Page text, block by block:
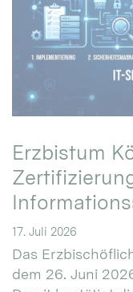
Erzbistum
17. Juli 2026
Das
dem 26. Juni